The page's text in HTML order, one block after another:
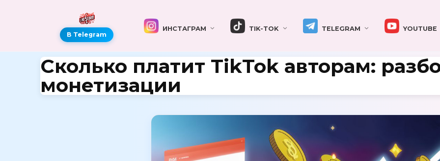
В Telegram
ИНСТАГРАМ TIK-TOK TELEGRAM YOUTUBE
Сколько платит TikTok авторам:
монетизации